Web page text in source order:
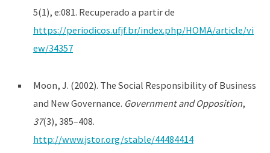
5(1), e:081. Recuperado a partir de
https://periodicos.ufjf.br/index.php/HOMA/article/vi
ew/34357
Moon, J. (2002). The Social Responsibility of Business
and New Governance. Government and Opposition,
37(3), 385–408.
http://www.jstor.org/stable/44484414